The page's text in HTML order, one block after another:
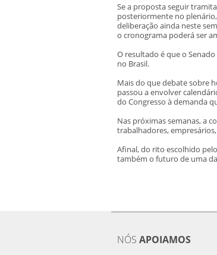
Se a proposta seguir
posteriormente no
deliberação ainda neste
o cronograma poderá ser
O resultado é que o
no Brasil.
Mais do que debate sobre
passou a envolver
do Congresso à demanda
Nas próximas semanas, a
trabalhadores,
Afinal, do rito escolhido
também o futuro de uma
NÓS APOIAMOS